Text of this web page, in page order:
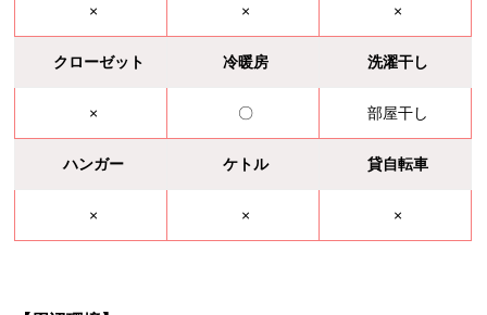
× × ×
クローゼット 冷暖房 洗濯干し
× 〇 部屋干し
ハンガー ケトル 貸自転車
× × ×